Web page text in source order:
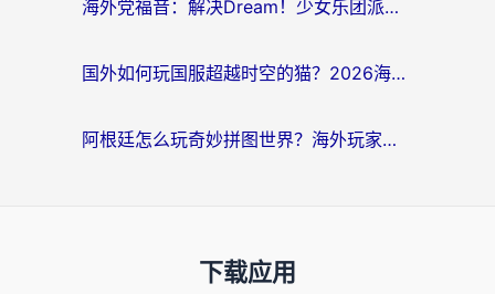
海外党福音：解决Dream！少女乐团派对！国外延迟的实用指南，附北美英国游戏加速方案
国外如何玩国服超越时空的猫？2026海外党必看的加速器选择指南
阿根廷怎么玩奇妙拼图世界？海外玩家国服游戏加速全攻略（附帕斯卡契约战舰少女解决方案）
下载应用